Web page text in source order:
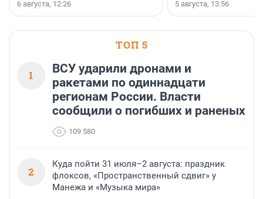
заключили соглашение о
6 августа, 12:26
5 августа, 13:56
ТОП 5
1
ВСУ ударили дронами и
ракетами по одиннадцати
регионам России. Власти
сообщили о погибших и раненых
109 580
2
Куда пойти 31 июля–2 августа: праздник
флоксов, «Пространственный сдвиг» у
Манежа и «Музыка мира»